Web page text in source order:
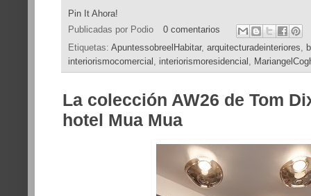
Pin It Ahora!
Publicadas por Podio
0 comentarios
Etiquetas: ApuntessobreelHabitar, arquitecturadeinteriores
interiorismocomercial
interiorismoresidencial
La colección AW26 de Tom
hotel Mua Mua